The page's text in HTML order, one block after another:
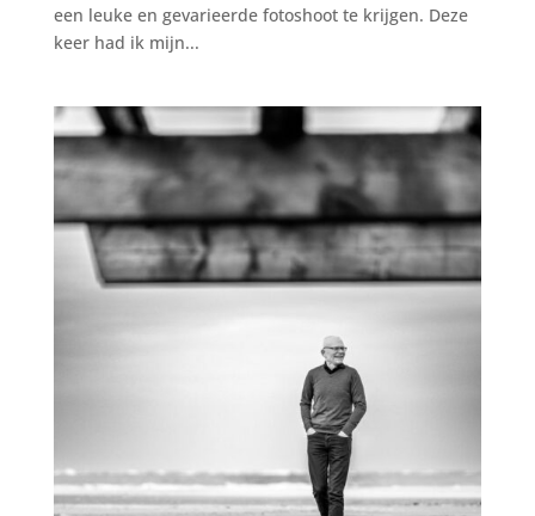
een leuke en gevarieerde fotoshoot te krijgen. Deze
keer had ik mijn...